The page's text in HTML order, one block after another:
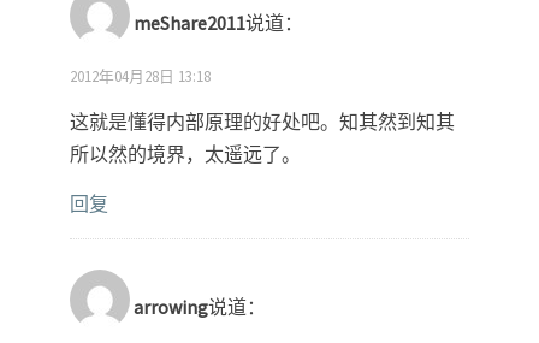
meShare2011说道：
2012年04月28日 13:18
这就是懂得内部原理的好处吧。知其然到知其
所以然的境界，太遥远了。
回复
arrowing说道：